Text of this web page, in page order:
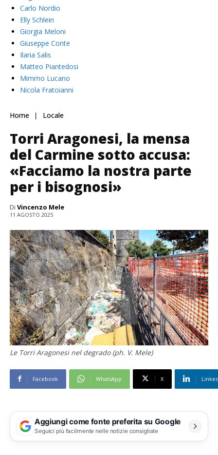
Carlo Nordio
Elly Schlein
Giorgia Meloni
Giuseppe Conte
Ilaria Salis
Matteo Piantedosi
Mimmo Lucano
Nicola Fratoianni
Home Locale
Torri Aragonesi, la mensa
del Carmine sotto accusa:
«Facciamo la nostra parte
per i bisognosi»
Di Vincenzo Mele
11 AGOSTO 2025
Le Torri Aragonesi nel degrado (ph. V. Mele)
Facebook WhatsApp X
Aggiungi come fonte preferita su Google
Seguici più facilmente nelle notizie consigliate